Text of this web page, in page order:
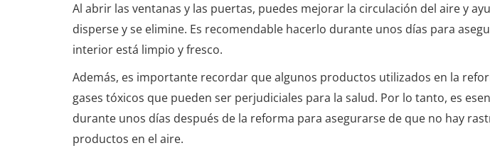
Al abrir las ventanas y las puertas, puedes mejorar la circulación del aire y
disperse y se elimine. Es recomendable hacerlo durante unos días para
interior está limpio y fresco.
Además, es importante recordar que algunos productos utilizados en la
gases tóxicos que pueden ser perjudiciales para la salud. Por lo tanto, es
durante unos días después de la reforma para asegurarse de que no hay
productos en el aire.